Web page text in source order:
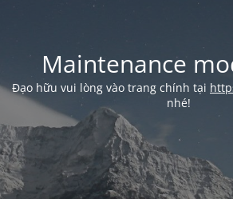
Maintenance
Đạo hữu vui lòng vào trang chính tại
nhé!